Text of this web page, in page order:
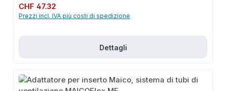
Prezzo normale:
CHF 47.32
Prezzi incl. IVA più costi di spedizione
Dettagli